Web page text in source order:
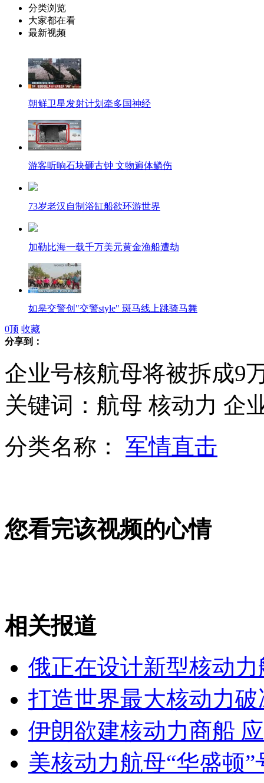
分类浏览
大家都在看
最新视频
朝鲜卫星发射计划牵多国神经
游客听响石块砸古钟 文物遍体鳞伤
73岁老汉自制浴缸船欲环游世界
加勒比海一载千万美元黄金渔船遭劫
如皋交警创"交警style" 斑马线上跳骑马舞
航母style动作第一人：演练已两年
拍客：华西村1:1复制故宫建博物馆
山西运城恶犬咬伤多人 警民合力深夜将其击毙
女孩北京地铁殴打老人 痛下狠手拳打脚踢
无痛分娩是否安全 医生回应
0顶 收藏
分享到：
企业号核航母将被拆成9
关键词：航母 核动力 企
分类名称： 军情直击
您看完该视频的心情
相关报道
俄正在设计新型核动
打造世界最大核动力
伊朗欲建核动力商船
美核动力航母“华盛顿”